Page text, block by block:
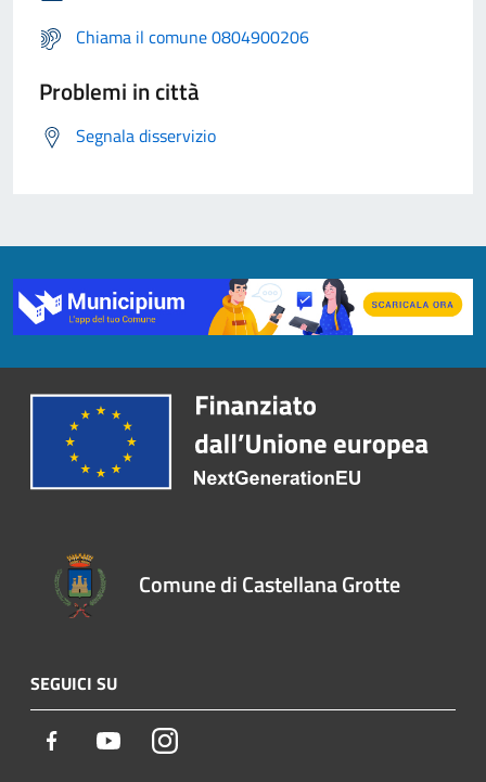
Chiama il comune 0804900206
Problemi in città
Segnala disservizio
Comune di Castellana Grotte
SEGUICI SU
Facebook YoutubeInstagram